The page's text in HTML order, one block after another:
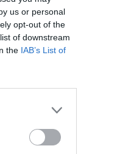
us or personal
opt-out of the
of downstream
the IAB’s List of
Negli anni ’20 lo
qualcosa da festeggiare o
soprannominata
e la leggera acidità.
con sciroppi dolci. Il
solo nel nuovo